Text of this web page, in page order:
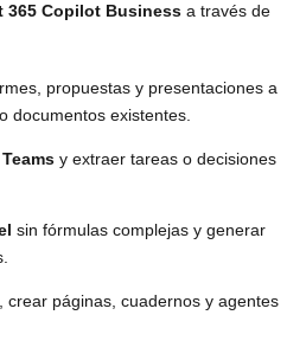
365 Copilot Business a través de
propuestas y presentaciones a
documentos existentes.
Teamsy extraer tareas o decisiones
sin fórmulas complejas y generar
páginas, cuadernos y agentes